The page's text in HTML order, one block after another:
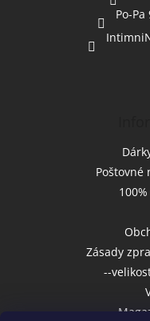
Po-
Poštovné
Zásady
--